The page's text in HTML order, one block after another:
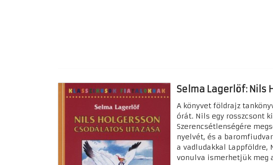
Selma Lagerlöf:
A könyvet földrajz
órát. Nils egy rosszcsont
Szerencsétlenségére
nyelvét, és a
a vadludakkal Lappföldre,
vonulva ismerhetjük meg